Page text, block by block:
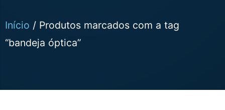
Início / Produtos marcados com a tag
“bandeja óptica”